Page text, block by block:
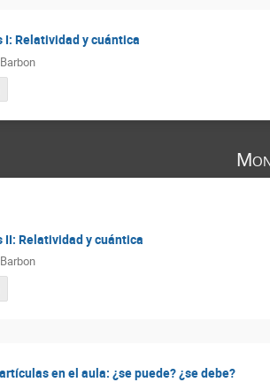
I: Relatividad y cuántica
II: Relatividad y cuántica
en el aula: ¿se puede? ¿se debe?